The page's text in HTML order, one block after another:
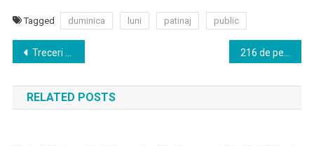
Tagged duminica luni patinaj public
Navigare
în
articole
Treceri pentru pietoni cu iluminat special
RELATED POSTS